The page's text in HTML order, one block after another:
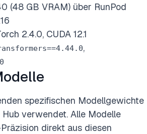
(48 GB VRAM) über RunPod
2.4.0, CUDA 12.1
,
spezifischen Modellgewichte
verwendet. Alle Modelle
direkt aus diesen